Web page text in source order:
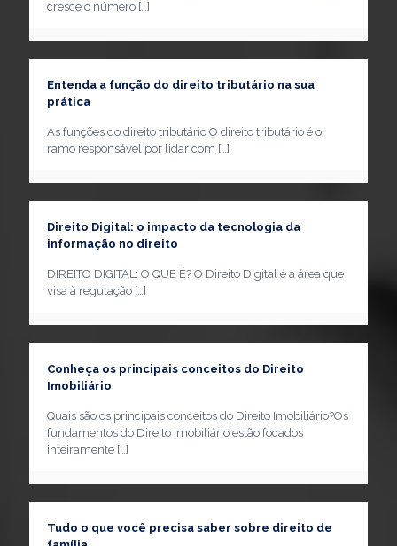
cresce o número […]
Entenda a função do direito tributário na sua
prática
As funções do direito tributário O direito tributário é o
ramo responsável por lidar com […]
Direito Digital: o impacto da tecnologia da
informação no direito
DIREITO DIGITAL: O QUE É? O Direito Digital é a área que
visa à regulação […]
Conheça os principais conceitos do Direito
Imobiliário
Quais são os principais conceitos do Direito Imobiliário?Os
fundamentos do Direito Imobiliário estão focados
inteiramente […]
Tudo o que você precisa saber sobre direito de